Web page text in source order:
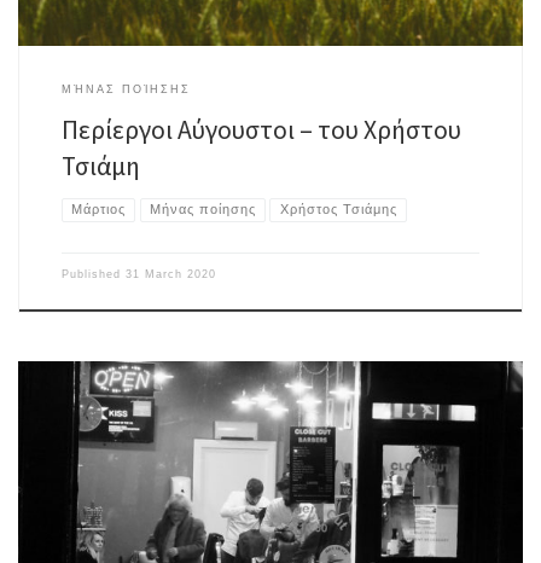
ΜΉΝΑΣ ΠΟΊΗΣΗΣ
Περίεργοι Αύγουστοι – του Χρήστου
Τσιάμη
Μάρτιος Μήνας ποίησης Χρήστος Τσιάμης
Published 31 March 2020
Βλέπει το πρόσωπό του στον καθρέπτη κάθε που πηγαίνει για κούρεμα. Η
κόμη της νεότητος, πλέον σταχτωμένη κι αραιή, -δέντρο φυλλοβόλο που
όμως ό,τι πέφτει από το φύλλωμα δεν ξαναβλασταίνει. Το, πάλαι ποτέ,
κρουστό δέρμα του προσώπου γεμάτο πτυχώσεις, φρούτο που